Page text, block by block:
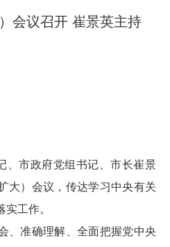
会议召开 崔景英主持
市政府党组书记、市长崔景
大）会议，传达学习中央有关
工作。
准确理解、全面把握党中央